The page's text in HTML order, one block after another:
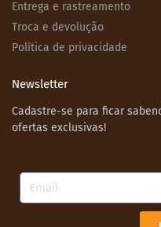
Entrega e rastreamento
Troca e devolução
Política de privacidade
Newsletter
Cadastre-se para ficar
ofertas exclusivas!